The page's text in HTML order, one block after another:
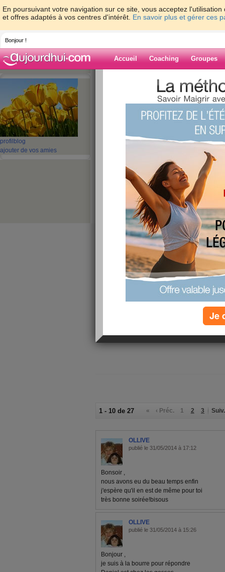
En poursuivant votre navigation sur ce site, vous acceptez
et offres adaptés à vos centres d'intérêt. En savoir plus et gérer ces
Bonjour !
Accueil Coaching Groupes
profil blog
ajouter de vos amies
> >
Blog de
Mercredi
Nous voilà mercredi et c'est la fin de semaine
4 jours de repos, mais beaucoup à faire:
Nous devons faire les magasins, trouver une
mari, pour le lendemain du mariage.
aller chez l'opticien pour renouveler ses
de la cataracte, l'ophtalmo a aussi corrigé sa
Heureusement que nous avons une bonne
sécurité sociale ne rembourse pas.
Bisous à tout le monde et très bonne journée
memene
1 - 10 de 27 « ‹ Préc. 1 2 3 Suiv.
OLLIVE
publié le 31/05/2014 à 17:12
Bonsoir ,
nous avons eu du beau temps enfin
j'espère qu'il en est de même pour toi
très bonne soirée!bisous
OLLIVE
publié le 31/05/2014 à 15:26
Bonjour ,
je suis à la bourre pour répondre
Je